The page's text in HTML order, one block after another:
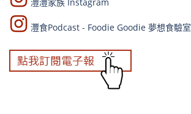
灃食Podcast - Foodie Goodie 夢想食驗室​